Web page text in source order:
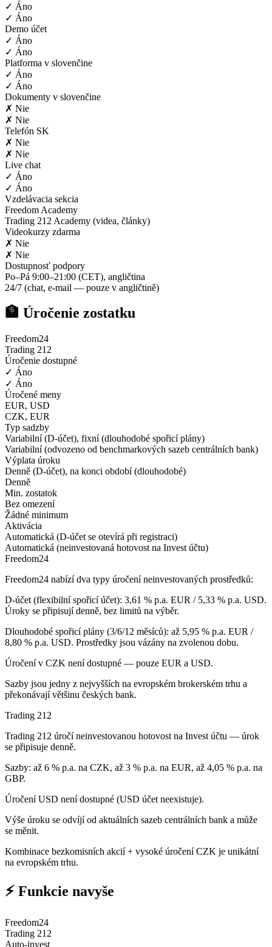
✓ Áno
✓ Áno
Demo účet
✓ Áno
✓ Áno
Platforma v slovenčine
✓ Áno
✓ Áno
Dokumenty v slovenčine
✗ Nie
✗ Nie
Telefón SK
✗ Nie
✗ Nie
Live chat
✓ Áno
✓ Áno
Vzdelávacia sekcia
Freedom Academy
Trading 212 Academy (videa, články)
Videokurzy zdarma
✗ Nie
✗ Nie
Dostupnosť podpory
Po–Pá 9:00–21:00 (CET), angličtina
24/7 (chat, e-mail — pouze v angličtině)
🏦 Úročenie zostatku
Freedom24
Trading 212
Úročenie dostupné
✓ Áno
✓ Áno
Úročené meny
EUR, USD
CZK, EUR
Typ sadzby
Variabilní (D-účet), fixní (dlouhodobé spořicí plány)
Variabilní (odvozeno od benchmarkových sazeb centrálních bank)
Výplata úroku
Denně (D-účet), na konci období (dlouhodobé)
Denně
Min. zostatok
Bez omezení
Žádné minimum
Aktivácia
Automatická (D-účet se otevírá při registraci)
Automatická (neinvestovaná hotovost na Invest účtu)
Freedom24
Freedom24 nabízí dva typy úročení neinvestovaných prostředků:
D-účet (flexibilní spořicí účet): 3,61 % p.a. EUR / 5,33 % p.a. USD.
Úroky se připisují denně, bez limitů na výběr.
Dlouhodobé spořicí plány (3/6/12 měsíců): až 5,95 % p.a. EUR /
8,80 % p.a. USD. Prostředky jsou vázány na zvolenou dobu.
Úročení v CZK není dostupné — pouze EUR a USD.
Sazby jsou jedny z nejvyšších na evropském brokerském trhu a
překonávají většinu českých bank.
Trading 212
Trading 212 úročí neinvestovanou hotovost na Invest účtu — úrok
se připisuje denně.
Sazby: až 6 % p.a. na CZK, až 3 % p.a. na EUR, až 4,05 % p.a. na
GBP.
Úročení USD není dostupné (USD účet neexistuje).
Výše úroku se odvíjí od aktuálních sazeb centrálních bank a může
se měnit.
Kombinace bezkomisních akcií + vysoké úročení CZK je unikátní
na evropském trhu.
⚡ Funkcie navyše
Freedom24
Trading 212
Auto-invest